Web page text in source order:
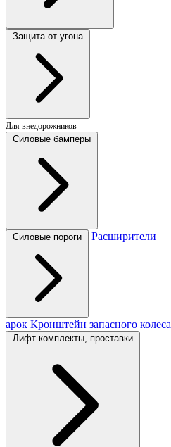
Защита от угона
Для внедорожников
Силовые бамперы
Силовые пороги Расширители
арок Кронштейн запасного колеса
Лифт-комплекты, проставки